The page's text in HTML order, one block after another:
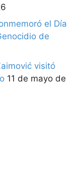
el Día
de
visitó
11 de mayo de